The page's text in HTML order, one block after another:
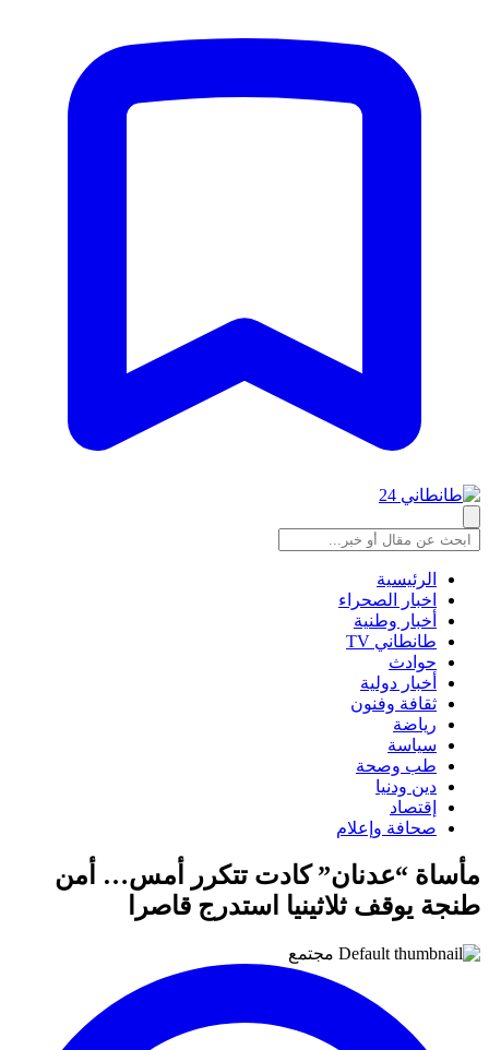
الرئيسية
اخبار الصحراء
أخبار وطنية
طانطاني TV
حوادث
أخبار دولية
ثقافة وفنون
رياضة
سياسة
طب وصحة
دين ودنيا
إقتصاد
صحافة وإعلام
مأساة “عدنان” كادت تتكرر أمس… أمن
طنجة يوقف ثلاثينيا استدرج قاصرا
مجتمع